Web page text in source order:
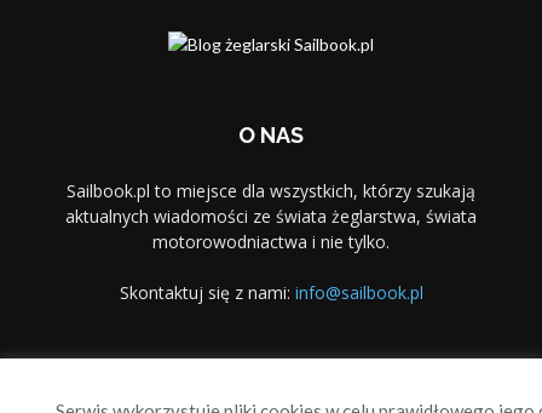
O NAS
Sailbook.pl to miejsce dla wszystkich, którzy szukają
aktualnych wiadomości ze świata żeglarstwa, świata
motorowodniactwa i nie tylko.
Skontaktuj się z nami: info@sailbook.pl